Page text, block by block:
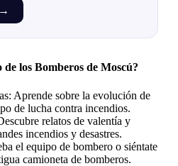
los Bomberos de Moscú?
Aprende sobre la evolución de
de lucha contra incendios.
relatos de valentía y
incendios y desastres.
el equipo de bombero o siéntate
camioneta de bomberos.